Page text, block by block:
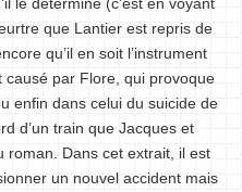
que Lantier est repris de
qu’il en soit l’instrument
par Flore, qui provoque
enfin dans celui du suicide de
d’un train que Jacques et
roman. Dans cet extrait, il est
un nouvel accident mais